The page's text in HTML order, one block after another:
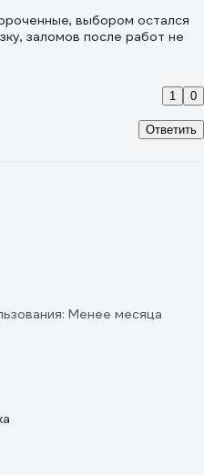
выбором остался
заломов после работ не
Ответить
1 0
Менее месяца